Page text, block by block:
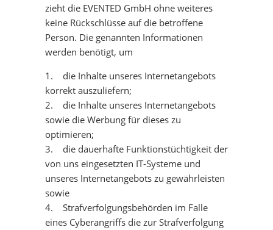
zieht die EVENTED GmbH ohne weiteres
keine Rückschlüsse auf die betroffene
Person. Die genannten Informationen
werden benötigt, um
1. die Inhalte unseres Internetangebots
korrekt auszuliefern;
2. die Inhalte unseres Internetangebots
sowie die Werbung für dieses zu
optimieren;
3. die dauerhafte Funktionstüchtigkeit der
von uns eingesetzten IT-Systeme und
unseres Internetangebots zu gewährleisten
sowie
4. Strafverfolgungsbehörden im Falle
eines Cyberangriffs die zur Strafverfolgung